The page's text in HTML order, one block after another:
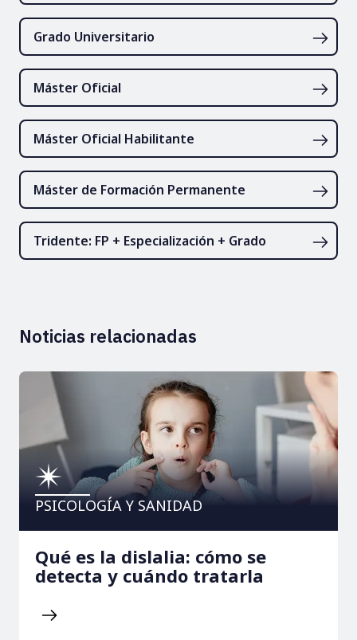
Grado Universitario
Máster Oficial
Máster Oficial Habilitante
Máster de Formación Permanente
Tridente: FP + Especialización + Grado
Noticias relacionadas
PSICOLOGÍA Y SANIDAD
Qué es la dislalia: cómo se
detecta y cuándo tratarla